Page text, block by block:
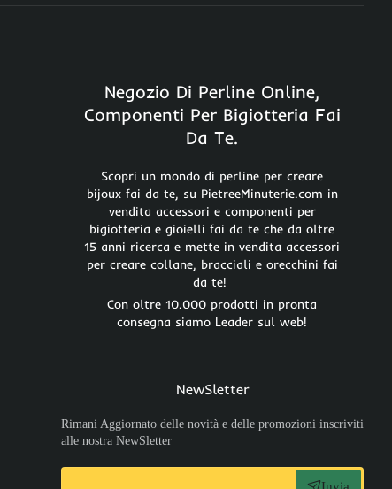
Negozio Di Perline Online,
Componenti Per Bigiotteria Fai
Da Te.
Scopri un mondo di perline per creare
bijoux fai da te, su PietreeMinuterie.com in
vendita accessori e componenti per
bigiotteria e gioielli fai da te che da oltre
15 anni ricerca e mette in vendita accessori
per creare collane, bracciali e orecchini fai
da te!
Con oltre 10.000 prodotti in pronta
consegna siamo Leader sul web!
NewSletter
Rimani Aggiornato delle novità e delle promozioni inscriviti
alle nostra NewSletter
Invia